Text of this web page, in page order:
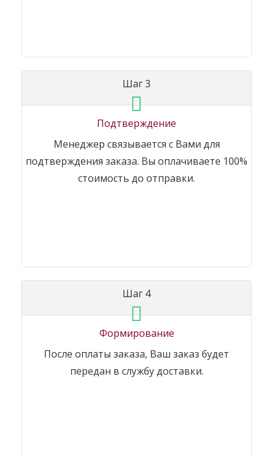
Шаг 3
Подтверждение
Менеджер связывается с Вами для
подтверждения заказа. Вы оплачиваете 100%
стоимость до отправки.
Шаг 4
Формирование
После оплаты заказа, Ваш заказ будет
передан в службу доставки.